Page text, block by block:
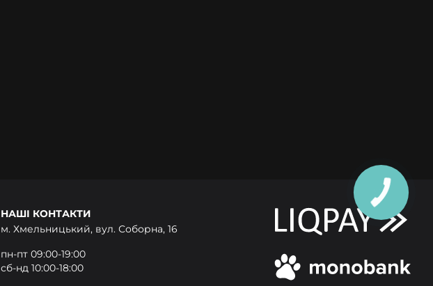
НАШІ КОНТАКТИ
м. Хмельницький, вул. Соборна, 16
пн-пт 09:00-19:00
сб-нд 10:00-18:00